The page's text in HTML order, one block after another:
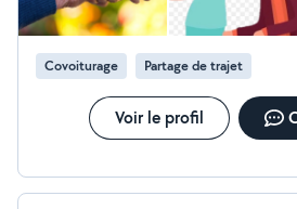
Covoiturage Partage de trajet
Voir le profil